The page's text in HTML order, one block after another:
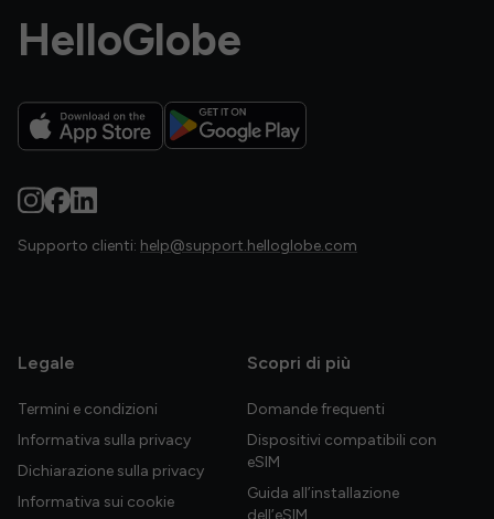
HelloGlobe
Supporto clienti: help@support.helloglobe.com
Legale
Termini e condizioni
Informativa sulla privacy
Dichiarazione sulla privacy
Informativa sui cookie
Scopri di più
Domande frequenti
Dispositivi compatibili con
eSIM
Guida all’installazione
dell’eSIM